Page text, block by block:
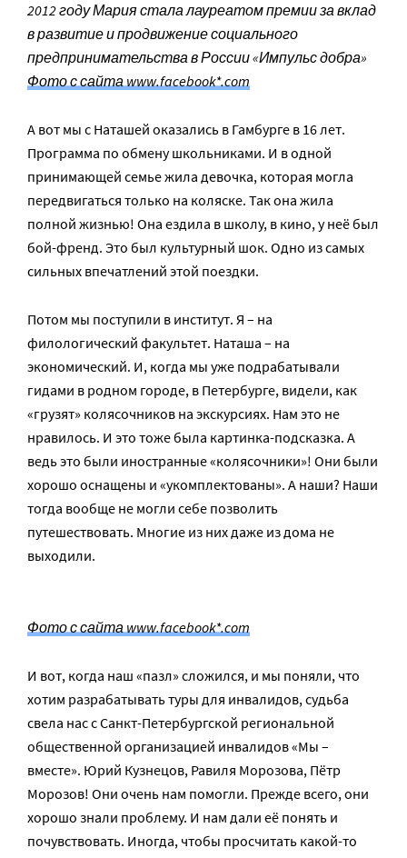
2012 году Мария стала лауреатом премии за вклад
в развитие и продвижение социального
предпринимательства в России «Импульс добра»
Фото с сайта www.facebook*.com
А вот мы с Наташей оказались в Гамбурге в 16 лет.
Программа по обмену школьниками. И в одной
принимающей семье жила девочка, которая могла
передвигаться только на коляске. Так она жила
полной жизнью! Она ездила в школу, в кино, у неё был
бой-френд. Это был культурный шок. Одно из самых
сильных впечатлений этой поездки.
Потом мы поступили в институт. Я – на
филологический факультет. Наташа – на
экономический. И, когда мы уже подрабатывали
гидами в родном городе, в Петербурге, видели, как
«грузят» колясочников на экскурсиях. Нам это не
нравилось. И это тоже была картинка-подсказка. А
ведь это были иностранные «колясочники»! Они были
хорошо оснащены и «укомплектованы». А наши? Наши
тогда вообще не могли себе позволить
путешествовать. Многие из них даже из дома не
выходили.
Фото с сайта www.facebook*.com
И вот, когда наш «пазл» сложился, и мы поняли, что
хотим разрабатывать туры для инвалидов, судьба
свела нас с Санкт-Петербургской региональной
общественной организацией инвалидов «Мы –
вместе». Юрий Кузнецов, Равиля Морозова, Пётр
Морозов! Они очень нам помогли. Прежде всего, они
хорошо знали проблему. И нам дали её понять и
почувствовать. Иногда, чтобы просчитать какой-то